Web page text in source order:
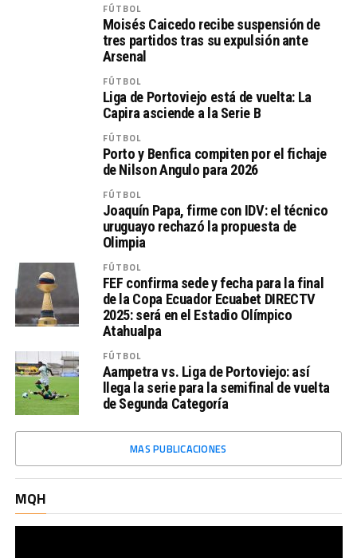
FÚTBOL
Moisés Caicedo recibe suspensión de
tres partidos tras su expulsión ante
Arsenal
FÚTBOL
Liga de Portoviejo está de vuelta: La
Capira asciende a la Serie B
FÚTBOL
Porto y Benfica compiten por el fichaje
de Nilson Angulo para 2026
FÚTBOL
Joaquín Papa, firme con IDV: el técnico
uruguayo rechazó la propuesta de
Olimpia
FÚTBOL
FEF confirma sede y fecha para la final
de la Copa Ecuador Ecuabet DIRECTV
2025: será en el Estadio Olímpico
Atahualpa
FÚTBOL
Aampetra vs. Liga de Portoviejo: así
llega la serie para la semifinal de vuelta
de Segunda Categoría
MAS PUBLICACIONES
MQH